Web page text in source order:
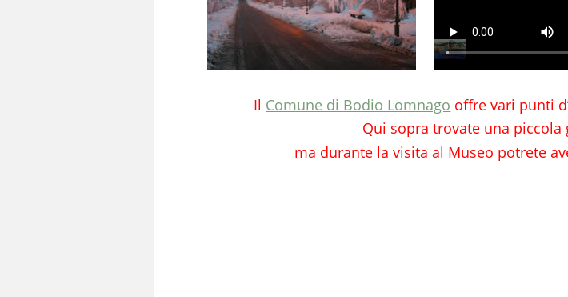
Il Comune di Bodio Lomnago offre vari punti
Qui sopra trovate una
ma durante la visita al Museo potrete